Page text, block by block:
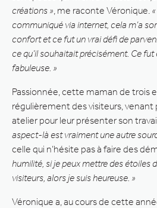
créations » , me raconte Véronique.
communiqué via internet, cela m’a
confort et ce fut un vrai défi de
ce qu’il souhaitait précisément. Ce
fabuleuse. »
Passionnée, cette maman de trois
régulièrement des visiteurs, venant
atelier pour leur présenter son
aspect-là est vraiment une autre
celle qui n’hésite pas à faire des
humilité, si je peux mettre des étoiles
visiteurs, alors je suis heureuse. »
Véronique a, au cours de cette